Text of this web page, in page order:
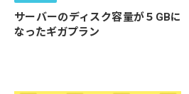
サーバーのディスク容量が５GBに
なったギガプラン